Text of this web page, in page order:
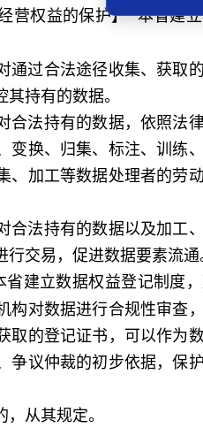
营权益的保护】 本省建
过合法途径收集、获取
持有的数据。
法持有的数据，依照法律
变换、归集、标注、训练
、加工等数据处理者的劳
法持有的数据以及加工
交易，促进数据要素流通
建立数据权益登记制度
构对数据进行合规性审查
的登记证书，可以作为
争议仲裁的初步依据，保
从其规定。